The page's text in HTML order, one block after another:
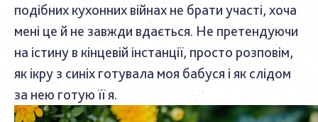
подібних кухонних війнах не брати участі, хоча
мені це й не завжди вдається. Не претендуючи
на істину в кінцевій інстанції, просто розповім,
як ікру з синіх готувала моя бабуся і як слідом
за нею готую її я.